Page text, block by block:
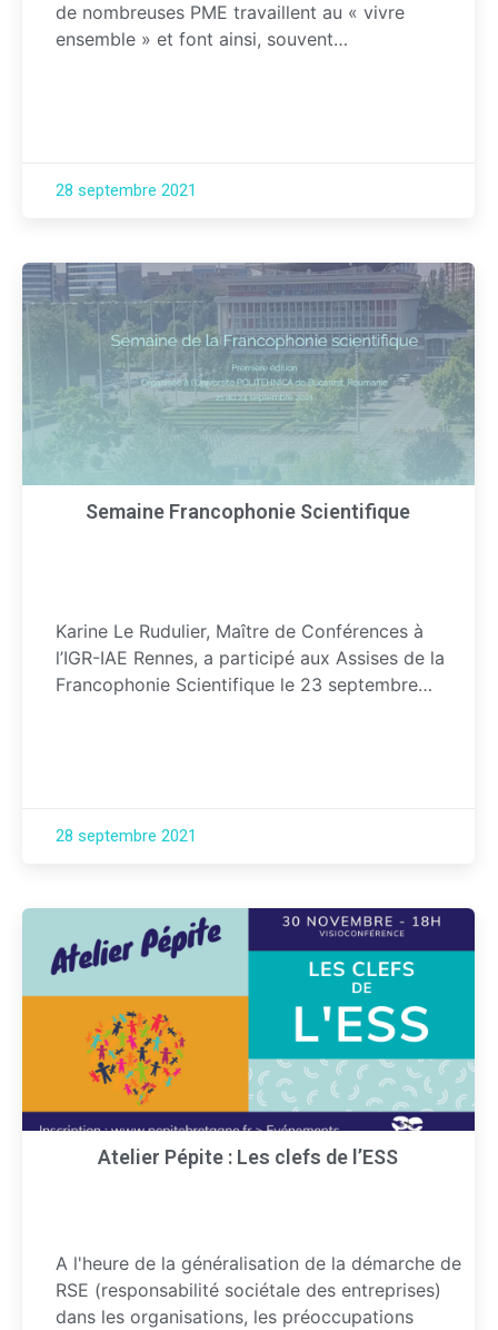
de nombreuses PME travaillent au « vivre
ensemble » et font ainsi, souvent…
28 septembre 2021
Semaine Francophonie Scientifique
Karine Le Rudulier, Maître de Conférences à
l’IGR-IAE Rennes, a participé aux Assises de la
Francophonie Scientifique le 23 septembre…
28 septembre 2021
Atelier Pépite : Les clefs de l’ESS
A l'heure de la généralisation de la démarche de
RSE (responsabilité sociétale des entreprises)
dans les organisations, les préoccupations